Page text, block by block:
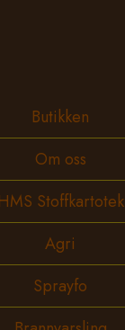
Butikken
Om oss
HMS Stoffkartotek
Agri
Sprayfo